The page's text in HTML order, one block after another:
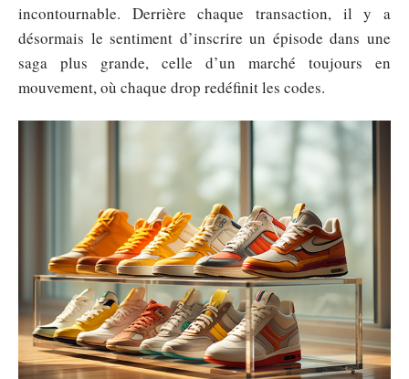
incontournable. Derrière chaque transaction, il y a
désormais le sentiment d’inscrire un épisode dans une
saga plus grande, celle d’un marché toujours en
mouvement, où chaque drop redéfinit les codes.